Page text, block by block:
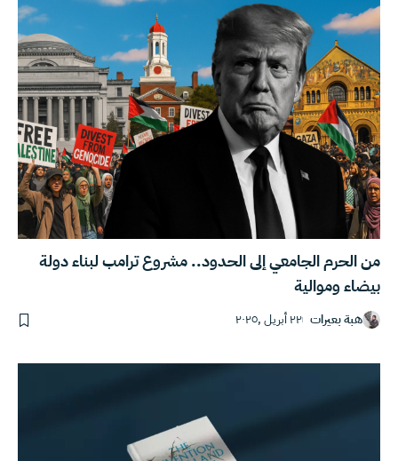
من الحرم الجامعي إلى الحدود.. مشروع ترامب لبناء دولة
بيضاء وموالية
هبة بعيرات ٢٢ أبريل ,٢٠٢٥